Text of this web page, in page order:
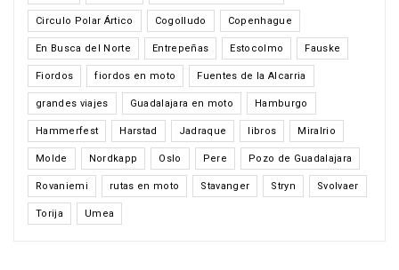
Circulo Polar Ártico Cogolludo Copenhague
En Busca del Norte Entrepeñas Estocolmo Fauske
Fiordos fiordos en moto Fuentes de la Alcarria
grandes viajes Guadalajara en moto Hamburgo
Hammerfest Harstad Jadraque libros Miralrio
Molde Nordkapp Oslo Pere Pozo de Guadalajara
Rovaniemi rutas en moto Stavanger Stryn Svolvaer
Torija Umea